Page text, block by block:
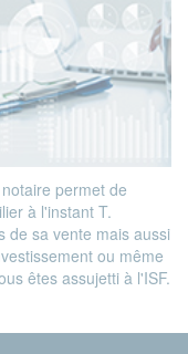
permet de
à l'instant T.
de sa vente mais aussi
ou même
êtes assujetti à l'ISF.